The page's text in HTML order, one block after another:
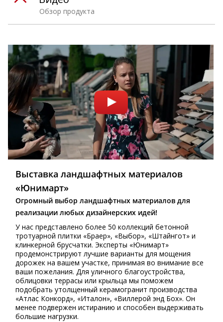
Обзор продукта
Выставка ландшафтных материалов
«Юнимарт»
Огромный выбор ландшафтных материалов для
реализации любых дизайнерских идей!
У нас представлено более 50 коллекций бетонной
тротуарной плитки «Браер», «Выбор», «Штайнгот» и
клинкерной брусчатки. Эксперты «Юнимарт»
продемонстрируют лучшие варианты для мощения
дорожек на вашем участке, принимая во внимание все
ваши пожелания. Для уличного благоустройства,
облицовки террасы или крыльца мы поможем
подобрать утолщенный керамогранит производства
«Атлас Конкорд», «Италон», «Виллерой энд Бох». Он
менее подвержен истиранию и способен выдерживать
большие нагрузки.